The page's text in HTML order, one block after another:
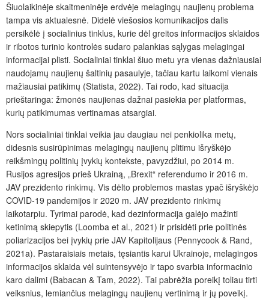
Šiuolaikinėje skaitmeninėje erdvėje melagingų naujienų problema
tampa vis aktualesnė. Didelė viešosios komunikacijos dalis
persikėlė į socialinius tinklus, kurie dėl greitos informacijos sklaidos
ir ribotos turinio kontrolės sudaro palankias sąlygas melagingai
informacijai plisti. Socialiniai tinklai šiuo metu yra vienas dažniausiai
naudojamų naujienų šaltinių pasaulyje, tačiau kartu laikomi vienais
mažiausiai patikimų (Statista, 2022). Tai rodo, kad situacija
prieštaringa: žmonės naujienas dažnai pasiekia per platformas,
kurių patikimumas vertinamas atsargiai.
Nors socialiniai tinklai veikia jau daugiau nei penkiolika metų,
didesnis susirūpinimas melagingų naujienų plitimu išryškėjo
reikšmingų politinių įvykių kontekste, pavyzdžiui, po 2014 m.
Rusijos agresijos prieš Ukrainą, „Brexit“ referendumo ir 2016 m.
JAV prezidento rinkimų. Vis dėlto problemos mastas ypač išryškėjo
COVID-19 pandemijos ir 2020 m. JAV prezidento rinkimų
laikotarpiu. Tyrimai parodė, kad dezinformacija galėjo mažinti
ketinimą skiepytis (Loomba et al., 2021) ir prisidėti prie politinės
poliarizacijos bei įvykių prie JAV Kapitolijaus (Pennycook & Rand,
2021a). Pastaraisiais metais, tęsiantis karui Ukrainoje, melagingos
informacijos sklaida vėl suintensyvėjo ir tapo svarbia informacinio
karo dalimi (Babacan & Tam, 2022). Tai pabrėžia poreikį toliau tirti
veiksnius, lemiančius melagingų naujienų vertinimą ir jų poveikį.